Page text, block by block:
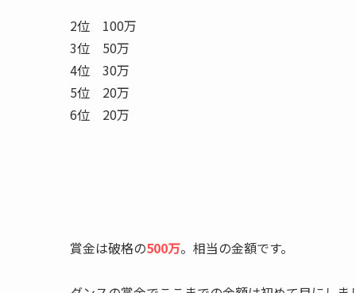
2位 100万
3位 50万
4位 30万
5位 20万
6位 20万
賞金は破格の500万。相当の金額です。